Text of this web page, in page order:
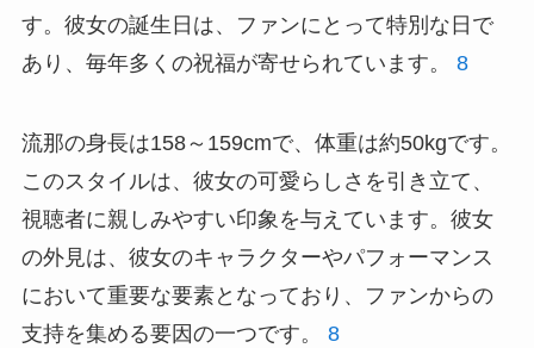
す。彼女の誕生日は、ファンにとって特別な日で
あり、毎年多くの祝福が寄せられています。 8
流那の身長は158～159cmで、体重は約50kgです。
このスタイルは、彼女の可愛らしさを引き立て、
視聴者に親しみやすい印象を与えています。彼女
の外見は、彼女のキャラクターやパフォーマンス
において重要な要素となっており、ファンからの
支持を集める要因の一つです。 8